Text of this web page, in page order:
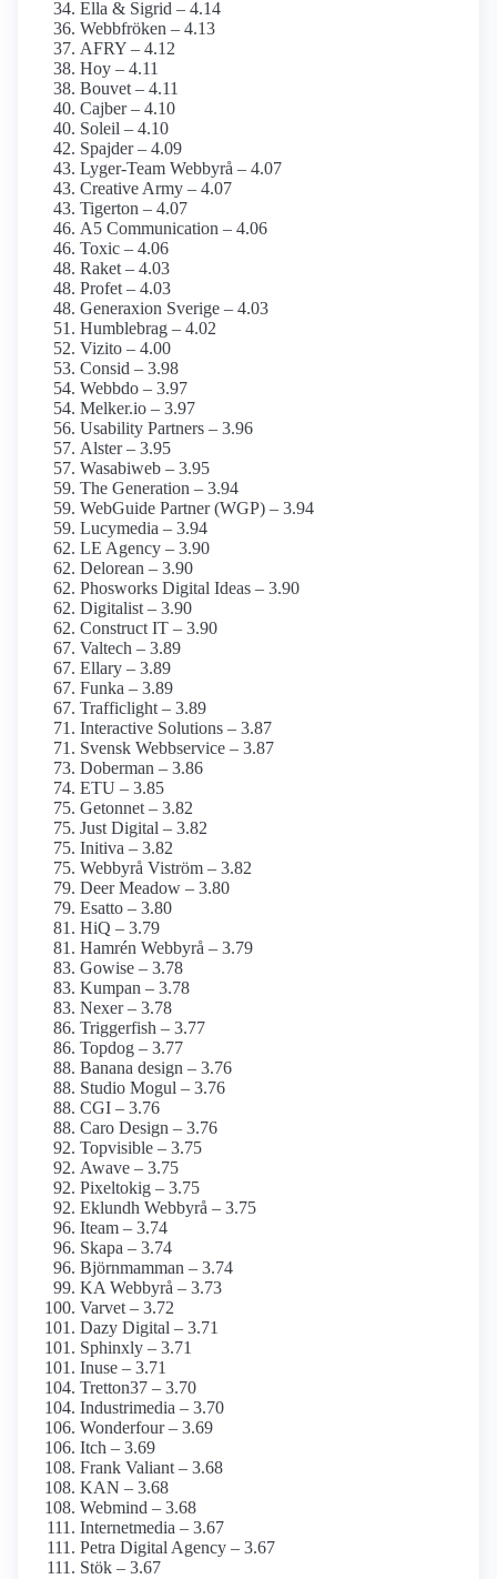
Ella & Sigrid – 4.14
Webbfröken – 4.13
AFRY – 4.12
Hoy – 4.11
Bouvet – 4.11
Cajber – 4.10
Soleil – 4.10
Spajder – 4.09
Lyger-Team Webbyrå – 4.07
Creative Army – 4.07
Tigerton – 4.07
A5 Communication – 4.06
Toxic – 4.06
Raket – 4.03
Profet – 4.03
Generaxion Sverige – 4.03
Humblebrag – 4.02
Vizito – 4.00
Consid – 3.98
Webbdo – 3.97
Melker.io – 3.97
Usability Partners – 3.96
Alster – 3.95
Wasabiweb – 3.95
The Generation – 3.94
WebGuide Partner (WGP) – 3.94
Lucymedia – 3.94
LE Agency – 3.90
Delorean – 3.90
Phosworks Digital Ideas – 3.90
Digitalist – 3.90
Construct IT – 3.90
Valtech – 3.89
Ellary – 3.89
Funka – 3.89
Trafficlight – 3.89
Interactive Solutions – 3.87
Svensk Webbservice – 3.87
Doberman – 3.86
ETU – 3.85
Getonnet – 3.82
Just Digital – 3.82
Initiva – 3.82
Webbyrå Viström – 3.82
Deer Meadow – 3.80
Esatto – 3.80
HiQ – 3.79
Hamrén Webbyrå – 3.79
Gowise – 3.78
Kumpan – 3.78
Nexer – 3.78
Triggerfish – 3.77
Topdog – 3.77
Banana design – 3.76
Studio Mogul – 3.76
CGI – 3.76
Caro Design – 3.76
Topvisible – 3.75
Awave – 3.75
Pixeltokig – 3.75
Eklundh Webbyrå – 3.75
Iteam – 3.74
Skapa – 3.74
Björnmamman – 3.74
KA Webbyrå – 3.73
Varvet – 3.72
Dazy Digital – 3.71
Sphinxly – 3.71
Inuse – 3.71
Tretton37 – 3.70
Industrimedia – 3.70
Wonderfour – 3.69
Itch – 3.69
Frank Valiant – 3.68
KAN – 3.68
Webmind – 3.68
Internetmedia – 3.67
Petra Digital Agency – 3.67
Stök – 3.67